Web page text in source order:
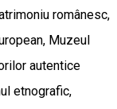
românesc,
Muzeul
autentice
etnografic,